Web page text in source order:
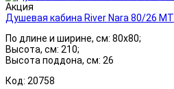
Акция
Душевая кабина River Nara 80/26 МТ
По длине и ширине, см: 80x80;
Высота, см: 210;
Высота поддона, см: 26
Код: 20758